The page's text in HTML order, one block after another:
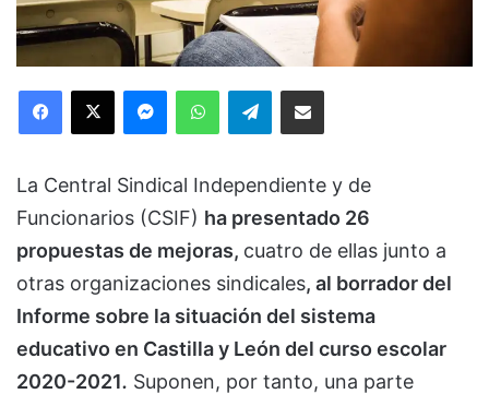
Facebook
X MessengerWhatsAppTelegramCompartir via Email
La Central Sindical Independiente y de
Funcionarios (CSIF) ha presentado 26
propuestas de mejoras, cuatro de ellas junto a
otras organizaciones sindicales, al borrador del
Informe sobre la situación del sistema
educativo en Castilla y León del curso escolar
2020-2021. Suponen, por tanto, una parte